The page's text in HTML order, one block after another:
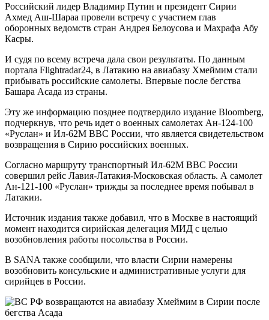
Российский лидер Владимир Путин и президент Сирии
Ахмед Аш-Шараа провели встречу с участием глав
оборонных ведомств стран Андрея Белоусова и Махрафа Абу
Касры.
И судя по всему встреча дала свои результаты. По данным
портала Flightradar24, в Латакию на авиабазу Хмеймим стали
прибывать российские самолеты. Впервые после бегства
Башара Асада из страны.
Эту же информацию позднее подтвердило издание Bloomberg,
подчеркнув, что речь идет о военных самолетах Ан-124-100
«Руслан» и Ил-62М ВВС России, что является свидетельством
возвращения в Сирию российских военных.
Согласно маршруту транспортный Ил-62М ВВС России
совершил рейс Лавия-Латакия-Московская область. А самолет
Ан-121-100 «Руслан» трижды за последнее время побывал в
Латакии.
Источник издания также добавил, что в Москве в настоящий
момент находится сирийская делегация МИД с целью
возобновления работы посольства в России.
В SANA также сообщили, что власти Сирии намерены
возобновить консульские и административные услуги для
сирийцев в России.